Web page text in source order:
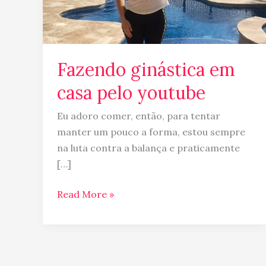
Fazendo ginástica em
casa pelo youtube
Eu adoro comer, então, para tentar
manter um pouco a forma, estou sempre
na luta contra a balança e praticamente
[…]
Read More »